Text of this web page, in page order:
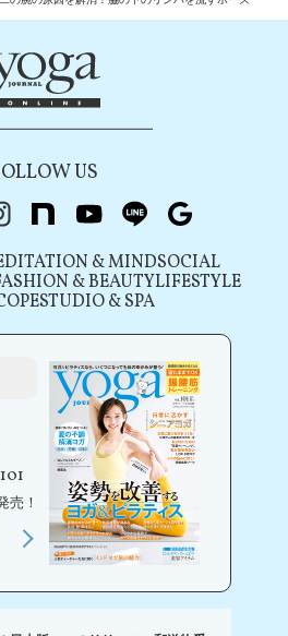
US
Twitter）
instagram
note youtubeline
& MINDSOCIAL
& BEAUTYLIFESTYLE
STUDIO & SPA
売！